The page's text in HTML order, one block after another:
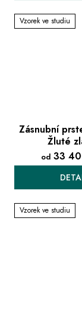
Vzorek ve studiu
Zásnubní
Žluté
od 33
Vzorek ve studiu